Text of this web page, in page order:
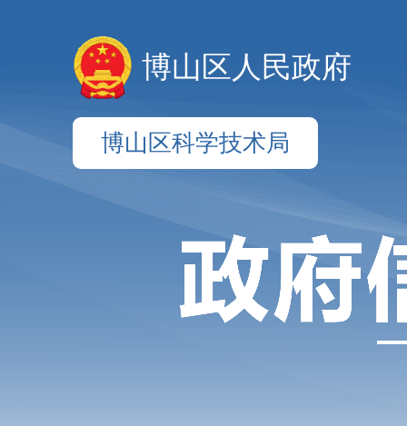
博山区人民政府
博山区科学技术局